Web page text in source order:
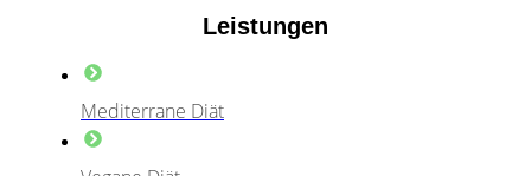
Leistungen
Mediterrane Diät